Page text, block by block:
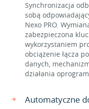
Synchronizacja
sobą
Nexo PRO.
zabezpieczona
wykorzystaniem
obciążenie łącza
danych,
działania
Automatyczne